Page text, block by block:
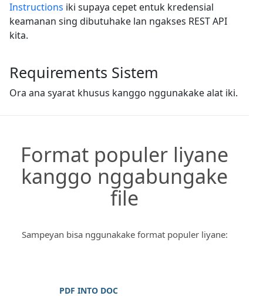
Instructions iki supaya cepet entuk kredensial
keamanan sing dibutuhake lan ngakses REST API
kita.
Requirements Sistem
Ora ana syarat khusus kanggo nggunakake alat iki.
Format populer liyane
kanggo nggabungake
file
Sampeyan bisa nggunakake format populer liyane:
PDF INTO DOC